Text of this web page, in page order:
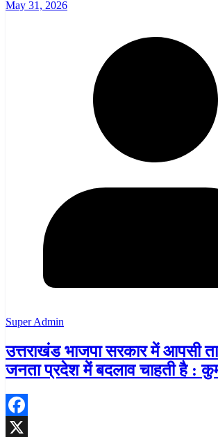
May 31, 2026
Super Admin
उत्तराखंड भाजपा सरकार में आपसी
जनता प्रदेश में बदलाव चाहती है :
Facebook